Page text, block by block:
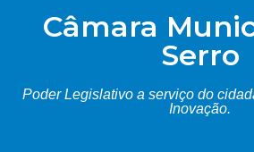
Câmara
Serro
Poder Legislativo a serviço do
Inovação.